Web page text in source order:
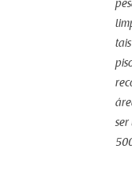
ser